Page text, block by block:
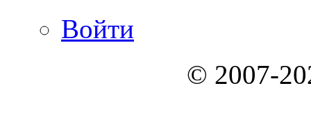
Войти
© 2007-